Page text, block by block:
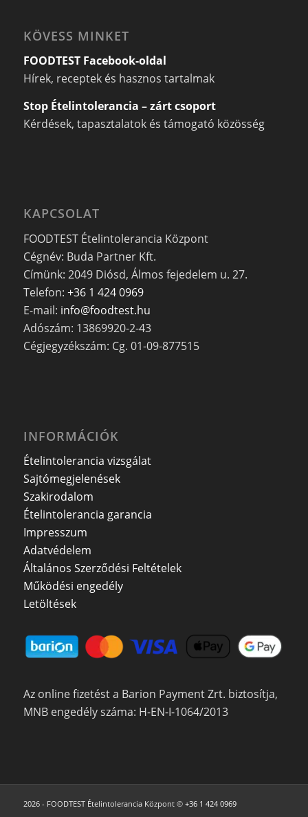
KÖVESS MINKET
FOODTEST Facebook-oldal
Hírek, receptek és hasznos tartalmak
Stop Ételintolerancia – zárt csoport
Kérdések, tapasztalatok és támogató közösség
KAPCSOLAT
FOODTEST Ételintolerancia Központ
Cégnév: Buda Partner Kft.
Címünk: 2049 Diósd, Álmos fejedelem u. 27.
Telefon: +36 1 424 0969
E-mail: info@foodtest.hu
Adószám: 13869920-2-43
Cégjegyzékszám: Cg. 01-09-877515
INFORMÁCIÓK
Ételintolerancia vizsgálat
Sajtómegjelenések
Szakirodalom
Ételintolerancia garancia
Impresszum
Adatvédelem
Általános Szerződési Feltételek
Működési engedély
Letöltések
Az online fizetést a Barion Payment Zrt. biztosítja,
MNB engedély száma: H-EN-I-1064/2013
2026 - FOODTEST Ételintolerancia Központ © +36 1 424 0969